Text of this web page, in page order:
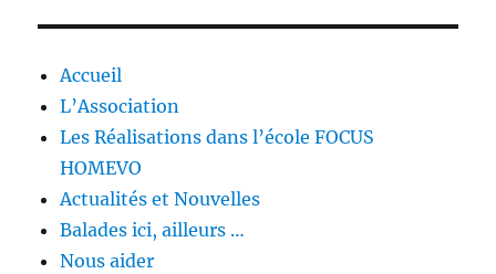
Accueil
L’Association
Les Réalisations dans l’école FOCUS
HOMEVO
Actualités et Nouvelles
Balades ici, ailleurs …
Nous aider